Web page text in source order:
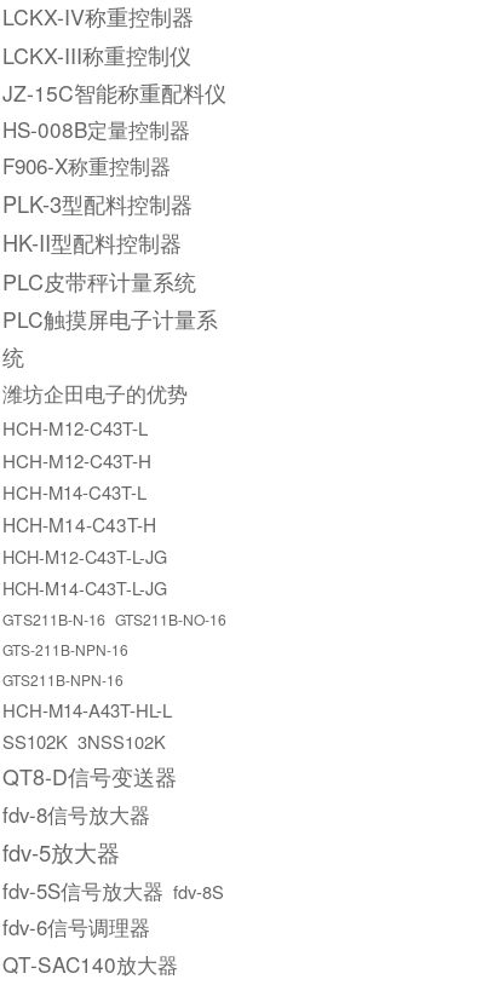
LCKX-IV称重控制器
LCKX-III称重控制仪
JZ-15C智能称重配料仪
HS-008B定量控制器
F906-X称重控制器
PLK-3型配料控制器
HK-II型配料控制器
PLC皮带秤计量系统
PLC触摸屏电子计量系
统
潍坊企田电子的优势
HCH-M12-C43T-L
HCH-M12-C43T-H
HCH-M14-C43T-L
HCH-M14-C43T-H
HCH-M12-C43T-L-JG
HCH-M14-C43T-L-JG
GTS211B-N-16 GTS211B-NO-16
GTS-211B-NPN-16
GTS211B-NPN-16
HCH-M14-A43T-HL-L
SS102K 3NSS102K
QT8-D信号变送器
fdv-8信号放大器
fdv-5放大器
fdv-5S信号放大器 fdv-8S
fdv-6信号调理器
QT-SAC140放大器